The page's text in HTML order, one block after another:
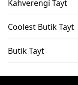
Kahverengi Tayt
Coolest Butik Tayt
Butik Tayt